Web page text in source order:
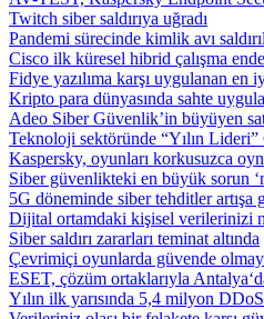
Twitch siber saldırıya uğradı
Pandemi sürecinde kimlik avı
Cisco ilk küresel hibrid çalışma
Fidye yazılıma karşı uygulanan en
Kripto para dünyasında sahte
Adeo Siber Güvenlik’in büyüyen
Teknoloji sektöründe “Yılın
Kaspersky, oyunları korkusuzca
Siber güvenlikteki en büyük sorun
5G döneminde siber tehditler artışa
Dijital ortamdaki kişisel verilerinizi
Siber saldırı zararları teminat altında
Çevrimiçi oyunlarda güvende
ESET, çözüm ortaklarıyla
Yılın ilk yarısında 5,4 milyon DDoS